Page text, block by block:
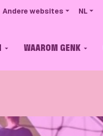
Andere websites NL
WAAROM GENK